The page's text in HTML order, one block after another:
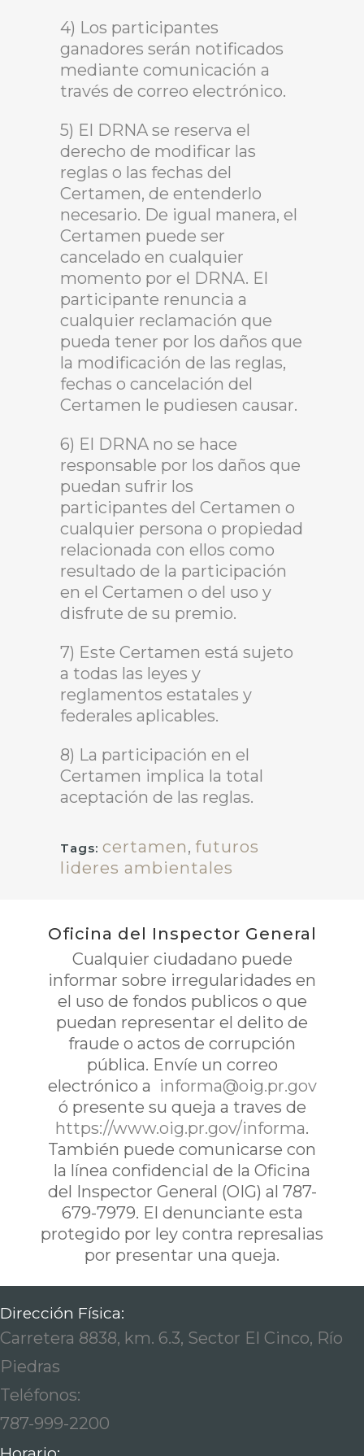
4) Los participantes
ganadores serán notificados
mediante comunicación a
través de correo electrónico.
5) El DRNA se reserva el
derecho de modificar las
reglas o las fechas del
Certamen, de entenderlo
necesario. De igual manera, el
Certamen puede ser
cancelado en cualquier
momento por el DRNA. El
participante renuncia a
cualquier reclamación que
pueda tener por los daños que
la modificación de las reglas,
fechas o cancelación del
Certamen le pudiesen causar.
6) El DRNA no se hace
responsable por los daños que
puedan sufrir los
participantes del Certamen o
cualquier persona o propiedad
relacionada con ellos como
resultado de la participación
en el Certamen o del uso y
disfrute de su premio.
7) Este Certamen está sujeto
a todas las leyes y
reglamentos estatales y
federales aplicables.
8) La participación en el
Certamen implica la total
aceptación de las reglas.
Tags: certamen, futuros
lideres ambientales
Oficina del Inspector General
Cualquier ciudadano puede
informar sobre irregularidades en
el uso de fondos publicos o que
puedan representar el delito de
fraude o actos de corrupción
pública. Envíe un correo
electrónico a informa@oig.pr.gov
ó presente su queja a traves de
https://www.oig.pr.gov/informa.
También puede comunicarse con
la línea confidencial de la Oficina
del Inspector General (OIG) al 787-
679-7979. El denunciante esta
protegido por ley contra represalias
por presentar una queja.
Dirección Física:
Carretera 8838, km. 6.3, Sector El Cinco, Río
Piedras
Teléfonos:
787-999-2200